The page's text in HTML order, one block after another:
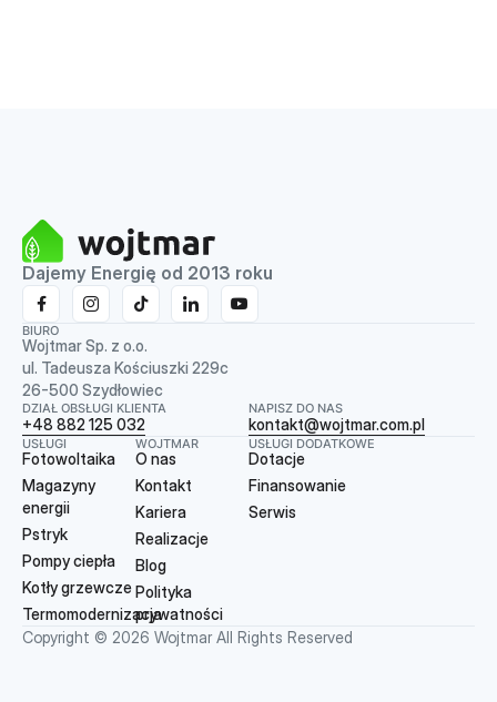
Dajemy Energię od 2013 roku
BIURO
Wojtmar Sp. z o.o.
ul. Tadeusza Kościuszki 229c
26-500 Szydłowiec
DZIAŁ OBSŁUGI KLIENTA
+48 882 125 032
NAPISZ DO NAS
kontakt@wojtmar.com.pl
USŁUGI
Fotowoltaika
Magazyny
energii
Pstryk
Pompy ciepła
Kotły grzewcze
Termomodernizacja
WOJTMAR
O nas
Kontakt
Kariera
Realizacje
Blog
Polityka
prywatności
USŁUGI DODATKOWE
Dotacje
Finansowanie
Serwis
Copyright © 2026 Wojtmar All Rights Reserved